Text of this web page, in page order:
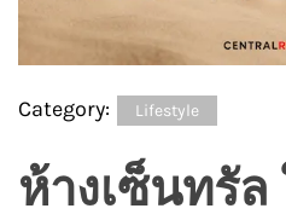
Category: Lifestyle
ห้างเซ็นทรัล